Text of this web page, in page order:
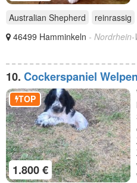
Australian Shepherd reinrassig
46499 Hamminkeln - Nordrhein-
10. Cockerspaniel Welpen
1.800 €
TOP